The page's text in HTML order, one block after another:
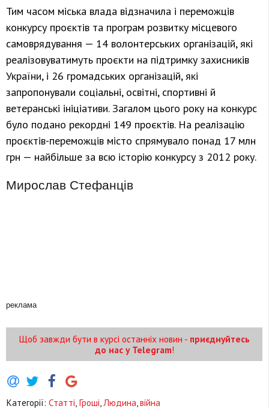
Тим часом міська влада відзначила і переможців
конкурсу проєктів та програм розвитку місцевого
самоврядування — 14 волонтерських організацій, які
реалізовуватимуть проєкти на підтримку захисників
України, і 26 громадських організацій, які
запропонували соціальні, освітні, спортивні й
ветеранські ініціативи. Загалом цього року на конкурс
було подано рекордні 149 проєктів. На реалізацію
проєктів-переможців місто спрямувало понад 17 млн
грн — найбільше за всю історію конкурсу з 2012 року.
Мирослав Стефанців
реклама
Щоб завжди бути в курсі останніх новин - приєднуйтесь
до нас у Telegram!
Категорії: Статті Гроші Людина війна